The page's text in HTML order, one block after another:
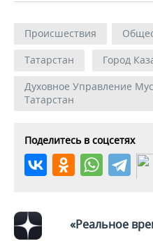
Происшествия
Татарстан
Город
Духовное Управление
Татарстан
Поделитесь в соцсетях
«Реальное